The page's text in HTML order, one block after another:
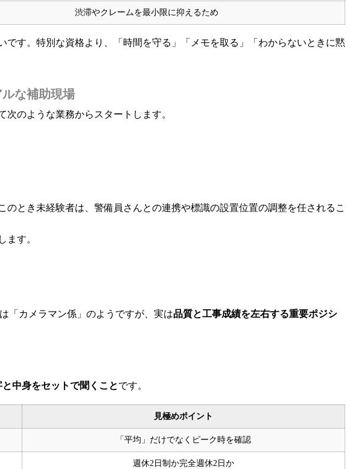
渋滞やクレームを最小限に抑えるため
です。特別な資格より、「時間を守る」「メモを取る」「わからないときに黙
な補助現場
次のような業務からスタートします。
とき未経験者は、警備員さんとの連携や標識の設置位置の調整を任されるこ
ます。
「カメラマン係」のようですが、実は品質と工事成績を左右する重要ポジシ
と中身をセットで聞くことです。
見極めポイント
「平均」だけでなくピーク時を確認
週休2日制か完全週休2日か